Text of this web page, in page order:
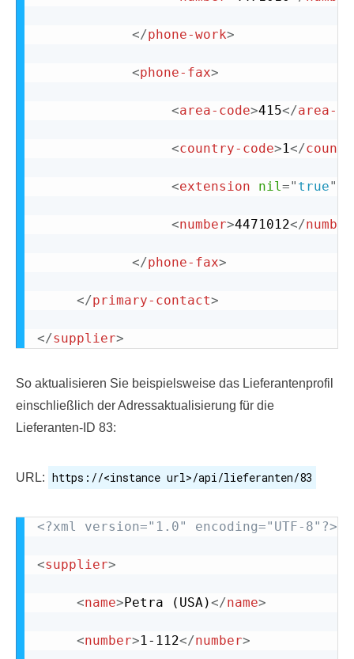
</phone-work>
<phone-fax>
<area-code>415</area-
<country-code>1</
<extension nil=" true"
<number>4471012</number
</phone-fax>
</primary-contact>
</supplier>
So aktualisieren Sie beispielsweise das Lieferantenprofil
einschließlich der Adressaktualisierung für die
Lieferanten-ID 83:
URL: https://<instance url>/api/lieferanten/83
<?xml version="1.0" encoding="UTF-8"?>
<supplier>
<name>Petra (USA)</name>
<number>1-112</number>